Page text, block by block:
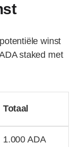
winst
staked met
Totaal
1.000 ADA